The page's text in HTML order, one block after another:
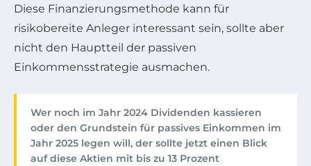
Diese Finanzierungsmethode kann für
risikobereite Anleger interessant sein, sollte aber
nicht den Hauptteil der passiven
Einkommensstrategie ausmachen.
Wer noch im Jahr 2024 Dividenden kassieren
oder den Grundstein für passives Einkommen im
Jahr 2025 legen will, der sollte jetzt einen Blick
auf diese Aktien mit bis zu 13 Prozent